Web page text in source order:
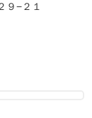
９−２１